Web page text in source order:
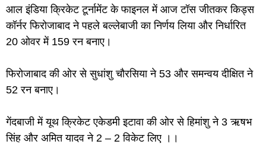
आल इंडिया क्रिकेट टूर्नामेंट के फाइनल में आज टॉस जीतकर किड्स
कॉर्नर फिरोजाबाद ने पहले बल्लेबाजी का निर्णय लिया और निर्धारित
20 ओवर में 159 रन बनाए।
फिरोजाबाद की ओर से सुधांशु चौरसिया ने 53 और समन्वय दीक्षित ने
52 रन बनाए।
गेंदबाजी में यूथ क्रिकेट एकेडमी इटावा की ओर से हिमांशु ने 3 ऋषभ
सिंह और अमित यादव ने 2 – 2 विकेट लिए ।।